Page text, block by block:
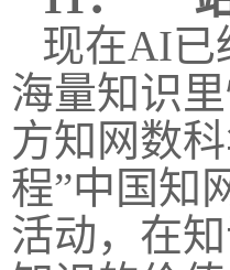
现在AI已
海量知识
方知网数
程”中国知
活动，在